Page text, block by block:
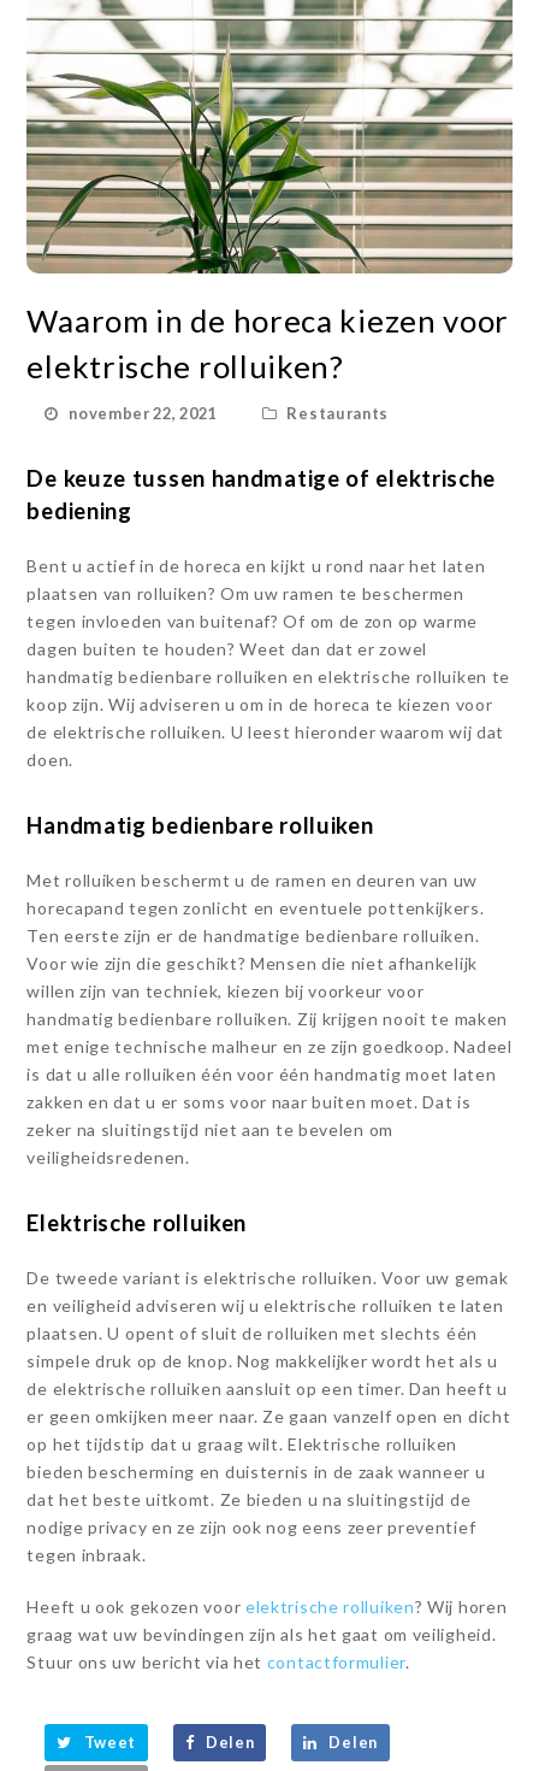
Waarom in de horeca kiezen voor
elektrische rolluiken?
november 22, 2021 Restaurants
De keuze tussen handmatige of elektrische
bediening
Bent u actief in de horeca en kijkt u rond naar het laten
plaatsen van rolluiken? Om uw ramen te beschermen
tegen invloeden van buitenaf? Of om de zon op warme
dagen buiten te houden? Weet dan dat er zowel
handmatig bedienbare rolluiken en elektrische rolluiken te
koop zijn. Wij adviseren u om in de horeca te kiezen voor
de elektrische rolluiken. U leest hieronder waarom wij dat
doen.
Handmatig bedienbare rolluiken
Met rolluiken beschermt u de ramen en deuren van uw
horecapand tegen zonlicht en eventuele pottenkijkers.
Ten eerste zijn er de handmatige bedienbare rolluiken.
Voor wie zijn die geschikt? Mensen die niet afhankelijk
willen zijn van techniek, kiezen bij voorkeur voor
handmatig bedienbare rolluiken. Zij krijgen nooit te maken
met enige technische malheur en ze zijn goedkoop. Nadeel
is dat u alle rolluiken één voor één handmatig moet laten
zakken en dat u er soms voor naar buiten moet. Dat is
zeker na sluitingstijd niet aan te bevelen om
veiligheidsredenen.
Elektrische rolluiken
De tweede variant is elektrische rolluiken. Voor uw gemak
en veiligheid adviseren wij u elektrische rolluiken te laten
plaatsen. U opent of sluit de rolluiken met slechts één
simpele druk op de knop. Nog makkelijker wordt het als u
de elektrische rolluiken aansluit op een timer. Dan heeft u
er geen omkijken meer naar. Ze gaan vanzelf open en dicht
op het tijdstip dat u graag wilt. Elektrische rolluiken
bieden bescherming en duisternis in de zaak wanneer u
dat het beste uitkomt. Ze bieden u na sluitingstijd de
nodige privacy en ze zijn ook nog eens zeer preventief
tegen inbraak.
Heeft u ook gekozen voor elektrische rolluiken? Wij horen
graag wat uw bevindingen zijn als het gaat om veiligheid.
Stuur ons uw bericht via het contactformulier.
Tweet Delen Delen